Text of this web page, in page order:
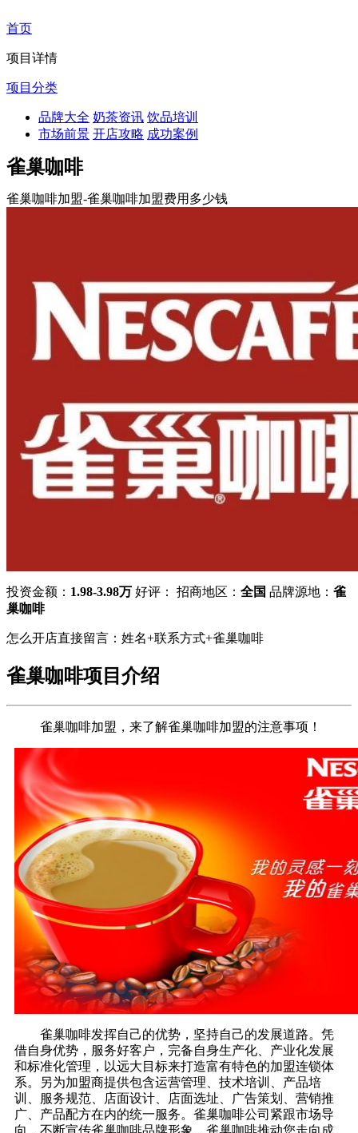
首页
项目详情
项目分类
品牌大全 奶茶资讯 饮品培训
市场前景 开店攻略 成功案例
雀巢咖啡
雀巢咖啡加盟-雀巢咖啡加盟费用多少钱
投资金额： 1.98-3.98万 好评： 招商地区： 全国 品牌源地： 雀
巢咖啡
怎么开店直接留言：姓名+联系方式+雀巢咖啡
雀巢咖啡项目介绍
雀巢咖啡加盟，来了解雀巢咖啡加盟的注意事项！
雀巢咖啡发挥自己的优势，坚持自己的发展道路。凭
借自身优势，服务好客户，完备自身生产化、产业化发展
和标准化管理，以远大目标来打造富有特色的加盟连锁体
系。另为加盟商提供包含运营管理、技术培训、产品培
训、服务规范、店面设计、店面选址、广告策划、营销推
广、产品配方在内的统一服务。雀巢咖啡公司紧跟市场导
向， 不断宣传雀巢咖啡品牌形象，雀巢咖啡推动您走向成